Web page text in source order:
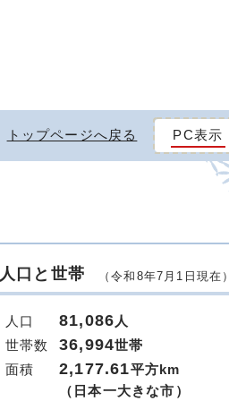
トップページへ戻る PC表示
人口と世帯 （令和8年7月1日現在）
人口 81,086 人
世帯数
36,994世帯
面積
2,177.61平方km
（日本一大きな市）